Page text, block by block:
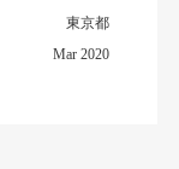
東京都
Mar 2020